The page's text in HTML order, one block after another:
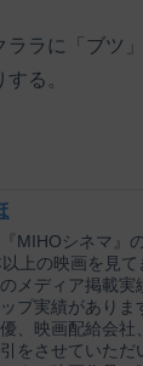
ララに「ブツ
る。
MIHOシネマ』
上の映画を見
メディア掲載実
プ実績がありま
、映画配給会社
をさせていただ